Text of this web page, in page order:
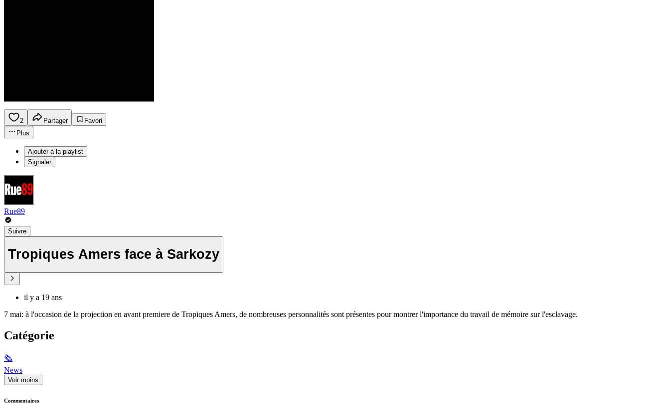
2 Partager
Favori
Plus
Ajouter à la playlist
Signaler
Rue89
Suivre
Tropiques Amers face à Sarkozy
il y a 19 ans
7 mai: à l'occasion de la projection en avant premiere de Tropiques Amers, de nombreuses personnalités sont présentes pour montrer l'importance du travail de mémoire sur l'esclavage.
Catégorie
🗞
News
Voir moins
Commentaires